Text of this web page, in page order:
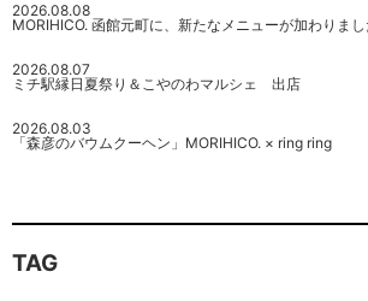
2026.08.08
MORIHICO. 函館元町に、新たなメニューが加わりまし
2026.08.07
ミチ駅縁日夏祭り＆こやのわマルシェ 出店
2026.08.03
「森彦のバウムクーヘン」MORIHICO. × ring ring
TAG